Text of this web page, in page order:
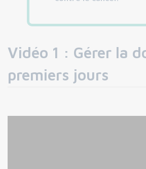
Vidéo 1 : Gérer la
premiers jours